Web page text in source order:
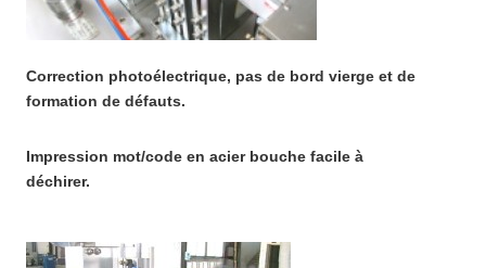
Correction photoélectrique, pas de bord vierge et de
formation de défauts.
Impression mot/code en acier bouche facile à
déchirer.